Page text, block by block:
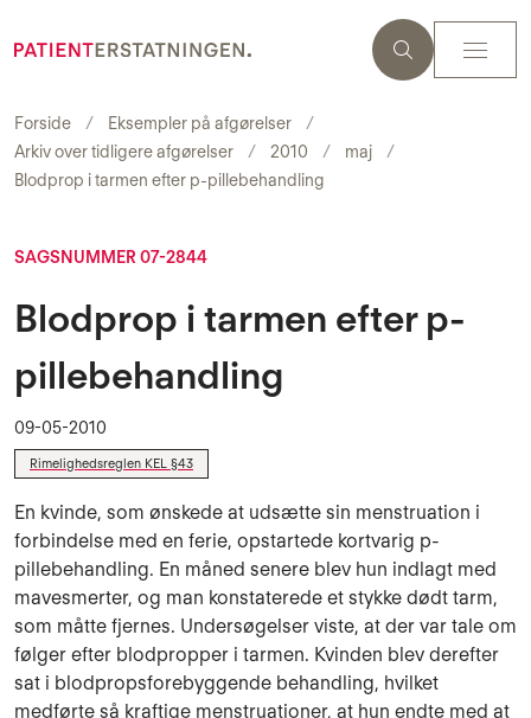
Forside
Eksempler på afgørelser
Arkiv over tidligere afgørelser
2010
maj
Blodprop i tarmen efter p-pillebehandling
SAGSNUMMER 07-2844
Blodprop i tarmen efter p-
pillebehandling
09-05-2010
Rimelighedsreglen KEL §43
En kvinde, som ønskede at udsætte sin menstruation i
forbindelse med en ferie, opstartede kortvarig p-
pillebehandling. En måned senere blev hun indlagt med
mavesmerter, og man konstaterede et stykke dødt tarm,
som måtte fjernes. Undersøgelser viste, at der var tale om
følger efter blodpropper i tarmen. Kvinden blev derefter
sat i blodpropsforebyggende behandling, hvilket
medførte så kraftige menstruationer, at hun endte med at